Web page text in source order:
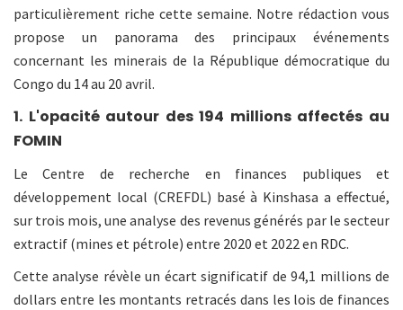
particulièrement riche cette semaine. Notre rédaction vous
propose un panorama des principaux événements
concernant les minerais de la République démocratique du
Congo du 14 au 20 avril.
1. L'opacité autour des 194 millions affectés au
FOMIN
Le Centre de recherche en finances publiques et
développement local (CREFDL) basé à Kinshasa a effectué,
sur trois mois, une analyse des revenus générés par le secteur
extractif (mines et pétrole) entre 2020 et 2022 en RDC.
Cette analyse révèle un écart significatif de 94,1 millions de
dollars entre les montants retracés dans les lois de finances